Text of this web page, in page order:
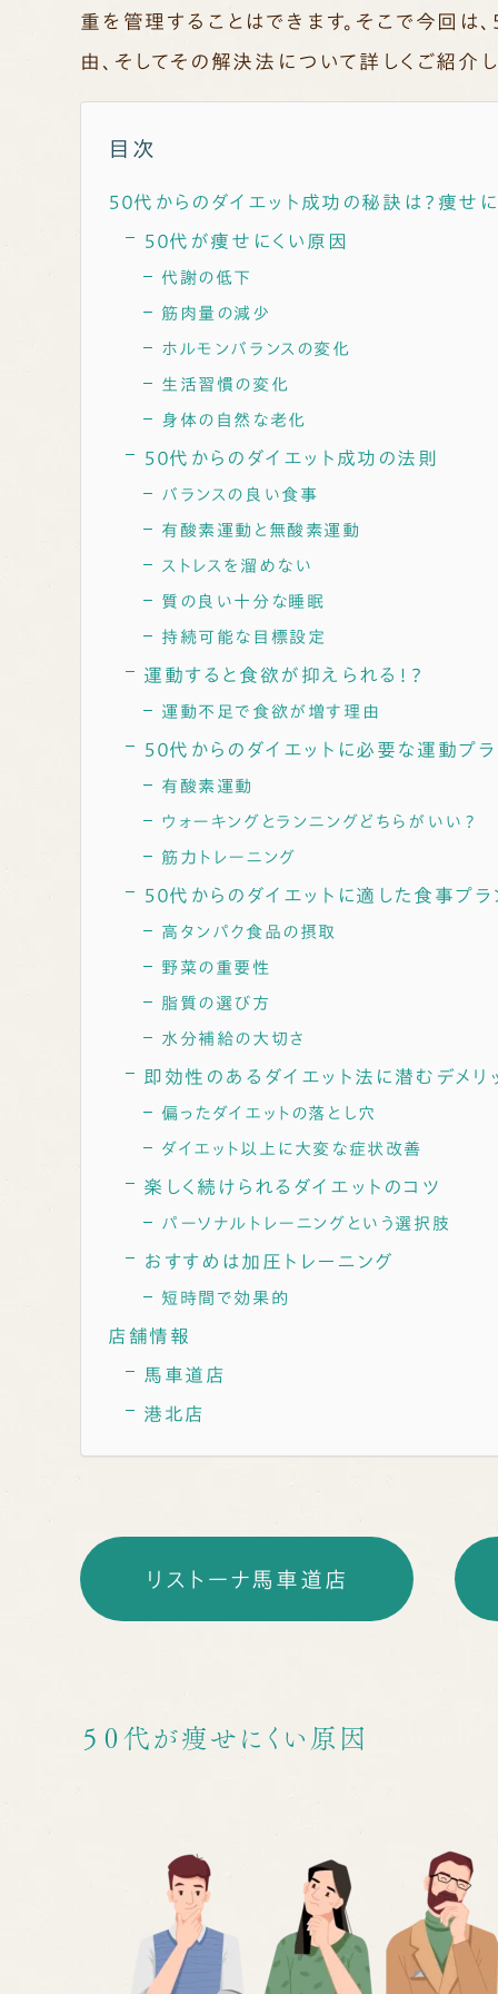
重を管理することはできます。そこで今回は
由、そしてその解決法について詳しくご紹介
目次
５０代からのダイエット成功の秘訣は？痩せ
５０代が痩せにくい原因
代謝の低下
筋肉量の減少
ホルモンバランスの変化
生活習慣の変化
身体の自然な老化
５０代からのダイエット成功の法則
バランスの良い食事
有酸素運動と無酸素運動
ストレスを溜めない
質の良い十分な睡眠
持続可能な目標設定
運動すると食欲が抑えられる！？
運動不足で食欲が増す理由
５０代からのダイエットに必要な運動プ
有酸素運動
ウォーキングとランニングどちらがいい？
筋力トレーニング
５０代からのダイエットに適した食事プラ
高タンパク食品の摂取
野菜の重要性
脂質の選び方
水分補給の大切さ
即効性のあるダイエット法に潜むデメリ
偏ったダイエットの落とし穴
ダイエット以上に大変な症状改善
楽しく続けられるダイエットのコツ
パーソナルトレーニングという選択肢
おすすめは加圧トレーニング
短時間で効果的
店舗情報
馬車道店
港北店
リストーナ馬車道店
５０代が痩せにくい原因